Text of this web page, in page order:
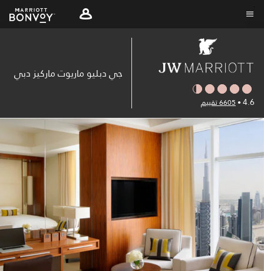
Skip
4.6
•6605 تقييم
جي دبليو ماريوت ماركيز دبي